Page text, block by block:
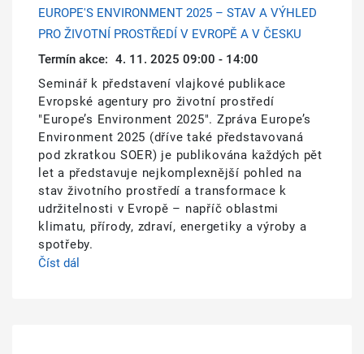
EUROPE'S ENVIRONMENT 2025 – STAV A VÝHLED
PRO ŽIVOTNÍ PROSTŘEDÍ V EVROPĚ A V ČESKU
Termín akce: 4. 11. 2025 09:00 - 14:00
Seminář k představení vlajkové publikace
Evropské agentury pro životní prostředí
"Europe’s Environment 2025". Zpráva Europe’s
Environment 2025 (dříve také představovaná
pod zkratkou SOER) je publikována každých pět
let a představuje nejkomplexnější pohled na
stav životního prostředí a transformace k
udržitelnosti v Evropě – napříč oblastmi
klimatu, přírody, zdraví, energetiky a výroby a
spotřeby.
Číst dál